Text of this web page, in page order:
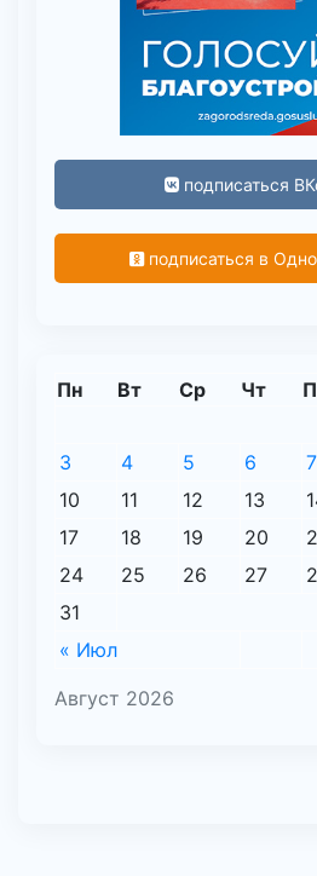
подписаться
подписаться в
Август 2026
Пн Вт Ср Чт
« Июл
3
4 5 6 7
10
11 12 13
17
18 19 20
24
25 26 27
31